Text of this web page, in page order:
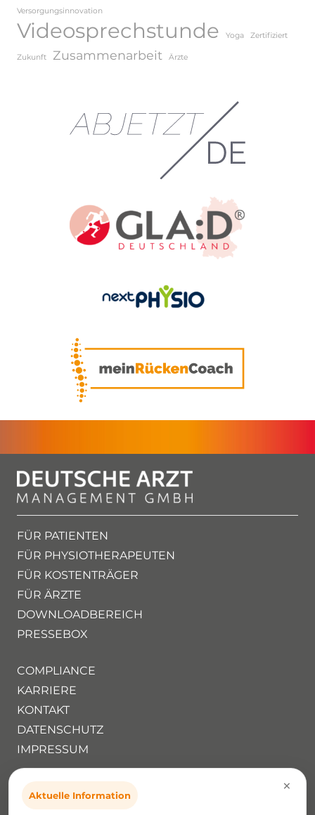
×
Aktuelle Information
Versorgungsinnovation
Videosprechstunde Yoga Zertifiziert
Zukunft Zusammenarbeit Ärzte
FÜR PATIENTEN
FÜR PHYSIOTHERAPEUTEN
FÜR KOSTENTRÄGER
FÜR ÄRZTE
DOWNLOADBEREICH
PRESSEBOX
COMPLIANCE
KARRIERE
KONTAKT
DATENSCHUTZ
IMPRESSUM
Deutsche Arzt Management GmbH
Im Teelbruch 118